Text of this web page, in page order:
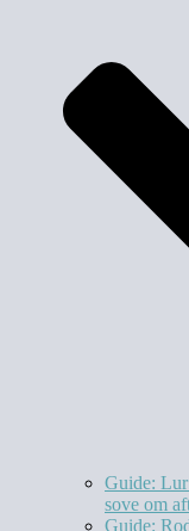
Guide:
sove om
Guide: